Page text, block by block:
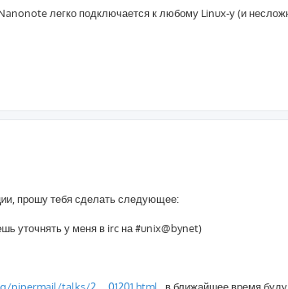
легко подключается к любому Linux-у (и
прошу тебя сделать следующее:
уточнять у меня в irc на #unix@bynet)